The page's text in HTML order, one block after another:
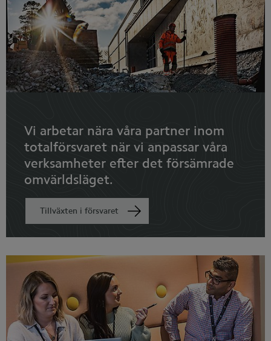
Vi arbetar nära våra partner inom
totalförsvaret när vi anpassar våra
verksamheter efter det försämrade
omvärldsläget.
Tillväxten i försvaret